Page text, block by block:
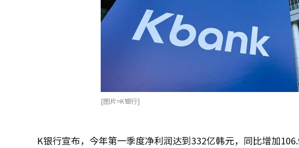
[图片=K银行]
K银行宣布，今年第一季度净利润达到332亿韩元，同比增加